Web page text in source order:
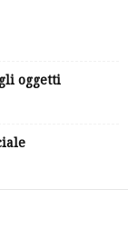
oggetti